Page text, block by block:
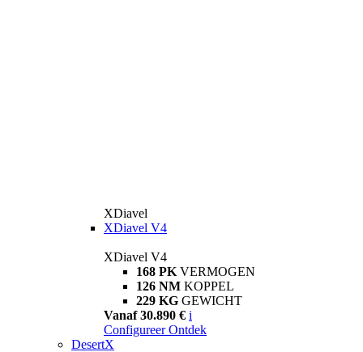
XDiavel
XDiavel V4
XDiavel V4
168 PK VERMOGEN
126 NM KOPPEL
229 KG GEWICHT
Vanaf 30.890 € i
Configureer Ontdek
DesertX